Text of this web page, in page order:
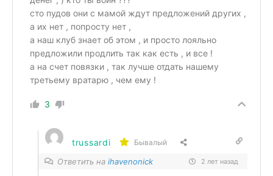
сто пудов они с мамой ждут предложений других ,
а их нет , попросту нет ,
а наш клуб знает об этом , и просто лояльно
предложили продлить так как есть , и все !
а на счет повязки , так лучше отдать нашему
третьему вратарю , чем ему !
3
trussardi Бывалый
Ответить на ihavenonick 2 лет назад